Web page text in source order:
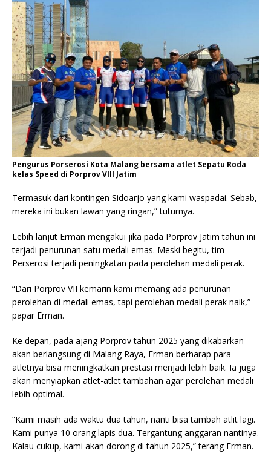
Pengurus Porserosi Kota Malang bersama atlet Sepatu Roda
kelas Speed di Porprov VIII Jatim
Termasuk dari kontingen Sidoarjo yang kami waspadai. Sebab,
mereka ini bukan lawan yang ringan,” tuturnya.
Lebih lanjut Erman mengakui jika pada Porprov Jatim tahun ini
terjadi penurunan satu medali emas. Meski begitu, tim
Perserosi terjadi peningkatan pada perolehan medali perak.
“Dari Porprov VII kemarin kami memang ada penurunan
perolehan di medali emas, tapi perolehan medali perak naik,”
papar Erman.
Ke depan, pada ajang Porprov tahun 2025 yang dikabarkan
akan berlangsung di Malang Raya, Erman berharap para
atletnya bisa meningkatkan prestasi menjadi lebih baik. Ia juga
akan menyiapkan atlet-atlet tambahan agar perolehan medali
lebih optimal.
“Kami masih ada waktu dua tahun, nanti bisa tambah atlit lagi.
Kami punya 10 orang lapis dua. Tergantung anggaran nantinya.
Kalau cukup, kami akan dorong di tahun 2025,” terang Erman.